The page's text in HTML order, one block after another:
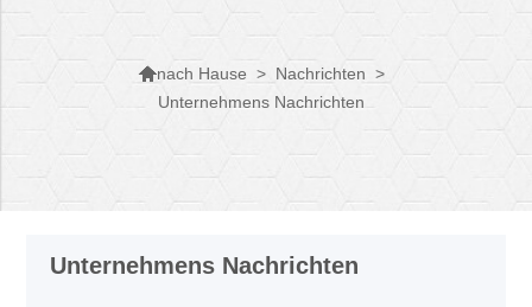
nach Hause > Nachrichten >
Unternehmens Nachrichten
Unternehmens Nachrichten